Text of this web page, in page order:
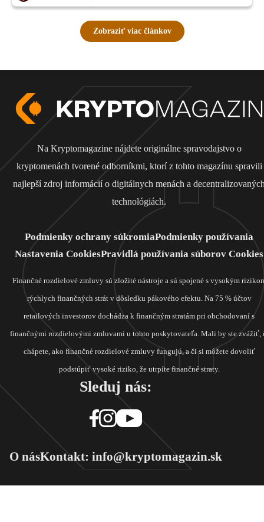
Zobraziť viac článkov
Na Kryptomagazine nájdete originálne spravodajstvo o
kryptomenách tvorené odborníkmi, ktorí z tohto magazínu spravili
najlepší zdroj informácií o digitálnych menách a
technológiách.
Podmienky ochrany súkromiaPodmienky používania
Nastavenia CookiesPravidlá používania súborov Cookies
Finančné rozdielové zmluvy sú zložité nástroje a sú spojené s vysokým
rýchlych finančných strát v dôsledku pákového efektu. Na 75 % účtov
retailových investorov dochádza k finančným stratám pri obchodovaní s
finančnými rozdielovými zmluvami u tohto poskytovateľa. Mali by ste zvážiť,
chápete, ako finančné rozdielové zmluvy fungujú, a či si môžete dovoliť
podstúpiť vysoké riziko, že utrpíte finančné straty.
Sleduj nás:
O násKontakt: info@kryptomagazin.sk